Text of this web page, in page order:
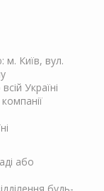
м. Київ, вул.
Україні
або